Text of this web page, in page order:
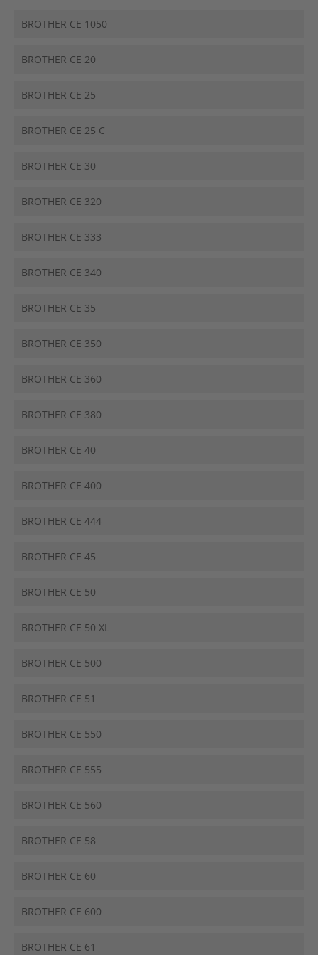
BROTHER CE 1050
BROTHER CE 20
BROTHER CE 25
BROTHER CE 25 C
BROTHER CE 30
BROTHER CE 320
BROTHER CE 333
BROTHER CE 340
BROTHER CE 35
BROTHER CE 350
BROTHER CE 360
BROTHER CE 380
BROTHER CE 40
BROTHER CE 400
BROTHER CE 444
BROTHER CE 45
BROTHER CE 50
BROTHER CE 50 XL
BROTHER CE 500
BROTHER CE 51
BROTHER CE 550
BROTHER CE 555
BROTHER CE 560
BROTHER CE 58
BROTHER CE 60
BROTHER CE 600
BROTHER CE 61